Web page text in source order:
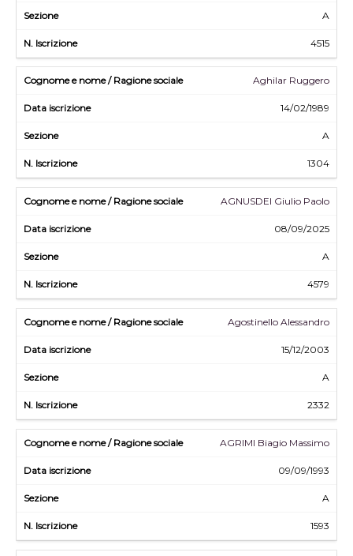
A
4515
Aghilar Ruggero
14/02/1989
A
1304
AGNUSDEI Giulio Paolo
08/09/2025
A
4579
Agostinello Alessandro
15/12/2003
A
2332
AGRIMI Biagio Massimo
09/09/1993
A
1593